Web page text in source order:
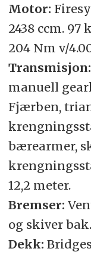
Motor:
2438 ccm. 97
204 Nm v/
Transmisjon:
manuell
Fjærben,
bærearmer,
12,2 meter.
Bremser:
og skiver bak.
Dekk: